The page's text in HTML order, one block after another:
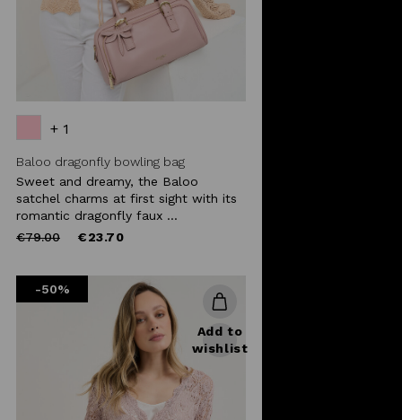
+ 1
Baloo dragonfly bowling bag
Sweet and dreamy, the Baloo
satchel charms at first sight with its
romantic dragonfly faux ...
Price
€79.00to €23.70
-50%
Add to
wishlist